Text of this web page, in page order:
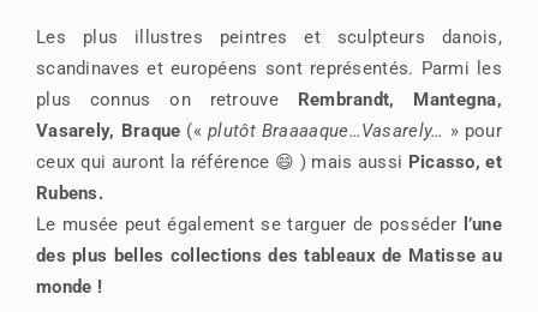
Les plus illustres peintres et sculpteurs danois,
scandinaves et européens sont représentés. Parmi les
plus connus on retrouve Rembrandt, Mantegna,
Vasarely, Braque («plutôt Braaaaque…Vasarely… » pour
ceux qui auront la référence 😄 ) mais aussi Picasso, et
Rubens.
Le musée peut également se targuer de posséder l’une
des plus belles collections des tableaux de Matisse au
monde !